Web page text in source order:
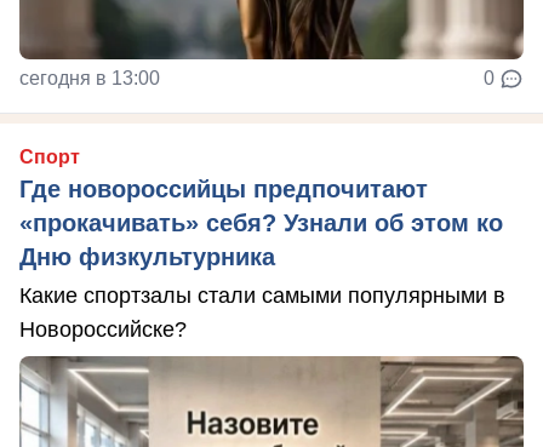
сегодня в 13:00 0
Спорт
Где новороссийцы предпочитают
«прокачивать» себя? Узнали об этом ко
Дню физкультурника
Какие спортзалы стали самыми популярными в
Новороссийске?